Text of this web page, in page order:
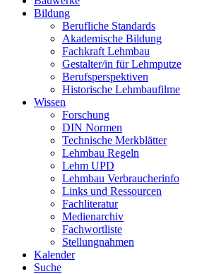
Bildung
Berufliche Standards
Akademische Bildung
Fachkraft Lehmbau
Gestalter/in für Lehmputze
Berufsperspektiven
Historische Lehmbaufilme
Wissen
Forschung
DIN Normen
Technische Merkblätter
Lehmbau Regeln
Lehm UPD
Lehmbau Verbraucherinfo
Links und Ressourcen
Fachliteratur
Medienarchiv
Fachwortliste
Stellungnahmen
Kalender
Suche